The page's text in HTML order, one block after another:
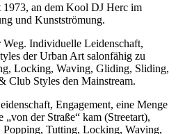
1973, an dem Kool DJ Herc im
und Kunstströmung.
Weg. Individuelle Leidenschaft,
der Urban Art salonfähig zu
Locking, Waving, Gliding, Sliding,
Club Styles den Mainstream.
Engagement, eine Menge
der Straße“ kam (Streetart),
Popping, Tutting, Locking, Waving,